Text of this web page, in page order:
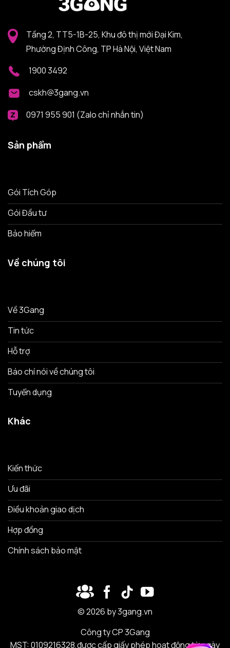
Tầng 2, TT5-1B-25, Khu đô thị mới Đại Kim,
Phường Định Công, TP Hà Nội, Việt Nam
1900 3492
cskh@3gang.vn
0971 955 901 (Zalo chỉ nhắn tin)
Sản phẩm
Gói Tích Góp
Gói Đầu tư
Bảo hiểm
Về chúng tôi
Về 3Gang
Tin tức
Hỗ trợ
Báo chí nói về chúng tôi
Tuyển dụng
Khác
Kiến thức
Ưu đãi
Điều khoản giao dịch
Hợp đồng
Chính sách bảo mật
© 2026 by 3gang.vn
Công ty CP 3Gang
MST: 0109216328,được cấp giấy phép hoạt động từ ngày